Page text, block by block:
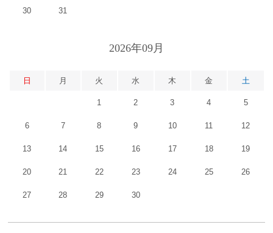
30 31
2026年09月
日 月 火 水 木 金 土
1 2 3 4 5
6 7 8 9 10 11 12
13 14 15 16 17 18 19
20 21 22 23 24 25 26
27 28 29 30